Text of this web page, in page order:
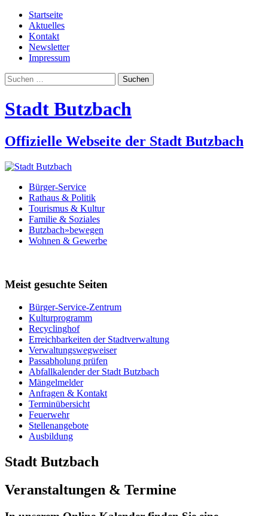
Startseite
Aktuelles
Kontakt
Newsletter
Impressum
Suchen
nach:
Stadt Butzbach
Offizielle Webseite der Stadt Butzbach
Bürger-Service
Rathaus & Politik
Tourismus & Kultur
Familie & Soziales
Butzbach»bewegen
Wohnen & Gewerbe
Meist gesuchte Seiten
Bürger-Service-Zentrum
Kulturprogramm
Recyclinghof
Erreichbarkeiten der Stadtverwaltung
Verwaltungswegweiser
Passabholung prüfen
Abfallkalender der Stadt Butzbach
Mängelmelder
Anfragen & Kontakt
Terminübersicht
Feuerwehr
Stellenangebote
Ausbildung
Stadt Butzbach
Veranstaltungen & Termine